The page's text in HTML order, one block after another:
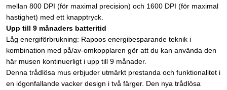
mellan 800 DPI (för maximal precision) och 1600 DPI (för maximal
hastighet) med ett knapptryck.
Upp till 9 månaders batteritid
Låg energiförbrukning: Rapoos energibesparande teknik i
kombination med på/av-omkopplaren gör att du kan använda den
här musen kontinuerligt i upp till 9 månader.
Denna trådlösa mus erbjuder utmärkt prestanda och funktionalitet i
en iögonfallande vacker design i två färger. Den nya trådlösa